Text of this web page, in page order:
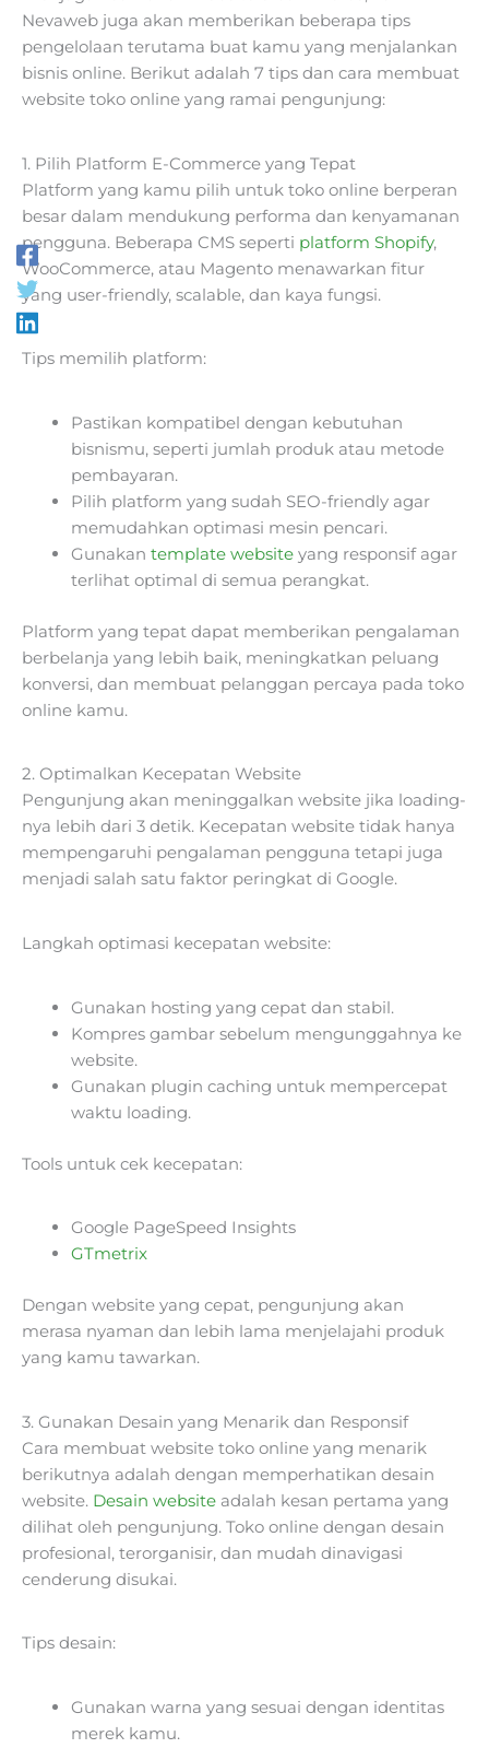
Nevaweb juga akan memberikan beberapa tips
pengelolaan terutama buat kamu yang menjalankan
bisnis online. Berikut adalah 7 tips dan cara membuat
website toko online yang ramai pengunjung:
1. Pilih Platform E-Commerce yang Tepat
Platform yang kamu pilih untuk toko online berperan
besar dalam mendukung performa dan kenyamanan
pengguna. Beberapa CMS seperti platform Shopify,
WooCommerce, atau Magento menawarkan fitur
yang user-friendly, scalable, dan kaya fungsi.
Tips memilih platform:
Pastikan kompatibel dengan kebutuhan
bisnismu, seperti jumlah produk atau metode
pembayaran.
Pilih platform yang sudah SEO-friendly agar
memudahkan optimasi mesin pencari.
Gunakan template website yang responsif agar
terlihat optimal di semua perangkat.
Platform yang tepat dapat memberikan pengalaman
berbelanja yang lebih baik, meningkatkan peluang
konversi, dan membuat pelanggan percaya pada toko
online kamu.
2. Optimalkan Kecepatan Website
Pengunjung akan meninggalkan website jika loading-
nya lebih dari 3 detik. Kecepatan website tidak hanya
mempengaruhi pengalaman pengguna tetapi juga
menjadi salah satu faktor peringkat di Google.
Langkah optimasi kecepatan website:
Gunakan hosting yang cepat dan stabil.
Kompres gambar sebelum mengunggahnya ke
website.
Gunakan plugin caching untuk mempercepat
waktu loading.
Tools untuk cek kecepatan:
Google PageSpeed Insights
GTmetrix
Dengan website yang cepat, pengunjung akan
merasa nyaman dan lebih lama menjelajahi produk
yang kamu tawarkan.
3. Gunakan Desain yang Menarik dan Responsif
Cara membuat website toko online yang menarik
berikutnya adalah dengan memperhatikan desain
website. Desain website adalah kesan pertama yang
dilihat oleh pengunjung. Toko online dengan desain
profesional, terorganisir, dan mudah dinavigasi
cenderung disukai.
Tips desain:
Gunakan warna yang sesuai dengan identitas
merek kamu.